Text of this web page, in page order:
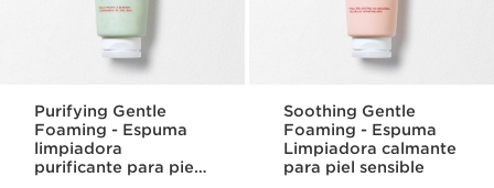
Purifying Gentle
Foaming - Espuma
limpiadora
purificante para piel
Soothing Gentle
Foaming - Espuma
Limpiadora calmante
para piel sensible